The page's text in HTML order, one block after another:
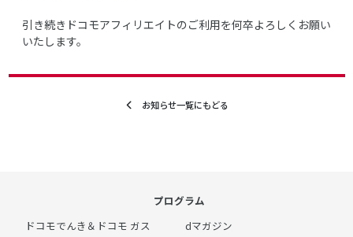
引き続きドコモアフィリエイトのご利用を何卒よろしくお願い
いたします。
お知らせ一覧にもどる
プログラム
ドコモでんき＆ドコモ ガス
dマガジン